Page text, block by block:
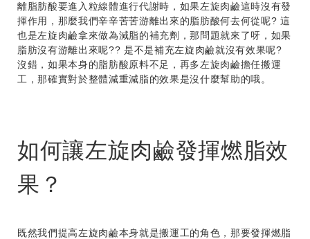
離脂肪酸要進入粒線體進行代謝時，如果左旋肉鹼這時沒有發
揮作用，那麼我們辛辛苦苦游離出來的脂肪酸何去何從呢? 這
也是左旋肉鹼拿來做為減脂的補充劑，那問題就來了呀，如果
脂肪沒有游離出來呢?? 是不是補充左旋肉鹼就沒有效果呢?
沒錯，如果本身的脂肪酸原料不足，再多左旋肉鹼擔任搬運
工，那確實對於整體減重減脂的效果是沒什麼幫助的哦。
如何讓左旋肉鹼發揮燃脂效
果？
既然我們提高左旋肉鹼本身就是搬運工的角色，那要發揮燃脂